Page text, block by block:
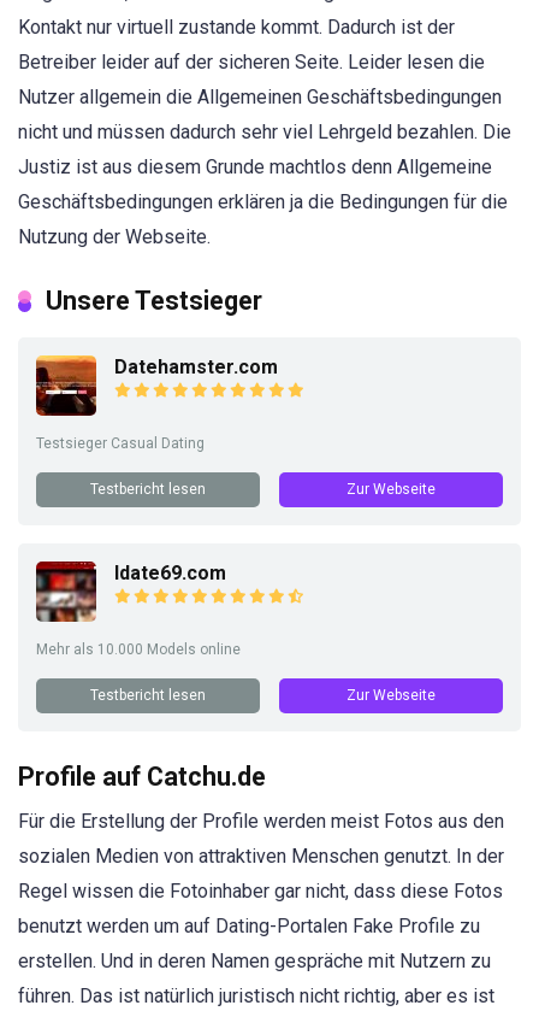
Kontakt nur virtuell zustande kommt. Dadurch ist der
Betreiber leider auf der sicheren Seite. Leider lesen die
Nutzer allgemein die Allgemeinen Geschäftsbedingungen
nicht und müssen dadurch sehr viel Lehrgeld bezahlen. Die
Justiz ist aus diesem Grunde machtlos denn Allgemeine
Geschäftsbedingungen erklären ja die Bedingungen für die
Nutzung der Webseite.
Unsere Testsieger
Datehamster.com
Testsieger Casual Dating
Testbericht lesen Zur Webseite
Idate69.com
Mehr als 10.000 Models online
Testbericht lesen Zur Webseite
Profile auf Catchu.de
Für die Erstellung der Profile werden meist Fotos aus den
sozialen Medien von attraktiven Menschen genutzt. In der
Regel wissen die Fotoinhaber gar nicht, dass diese Fotos
benutzt werden um auf Dating-Portalen Fake Profile zu
erstellen. Und in deren Namen gespräche mit Nutzern zu
führen. Das ist natürlich juristisch nicht richtig, aber es ist